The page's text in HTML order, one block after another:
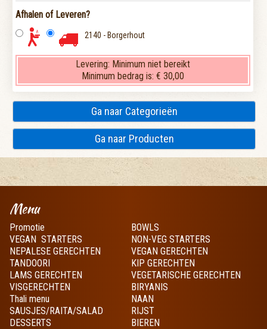
Afhalen of Leveren?
2140 - Borgerhout
Levering: Minimum niet bereikt
Minimum bedrag is: € 30,00
Ga naar Categorieën
Ga naar Producten
Menu
Promotie
BOWLS
VEGAN STARTERS
NON-VEG STARTERS
NEPALESE GERECHTEN
VEGAN GERECHTEN
TANDOORI
KIP GERECHTEN
LAMS GERECHTEN
VEGETARISCHE GERECHTEN
VISGERECHTEN
BIRYANIS
Thali menu
NAAN
SAUSJES/RAITA/SALAD
RIJST
DESSERTS
BIEREN